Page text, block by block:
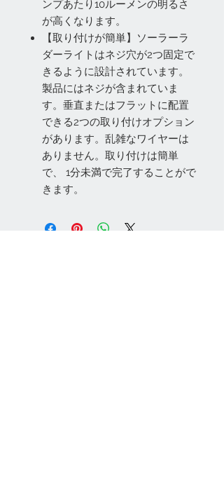
ンプあたり10ルーメンの明るさ
が高くなります。
【取り付けが簡単】ソーラーラ
ダーライトはネジ穴が2つ固定で
きるように設計されています。
製品にはネジが含まれていま
す。垂直またはフラットに配置
できる2つの取り付けオプション
があります。乱雑なワイヤーは
ありません。取り付けは簡単
で、 1分未満で完了することがで
きます。